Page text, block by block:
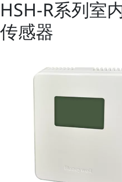
HSH-R系列室
传感器